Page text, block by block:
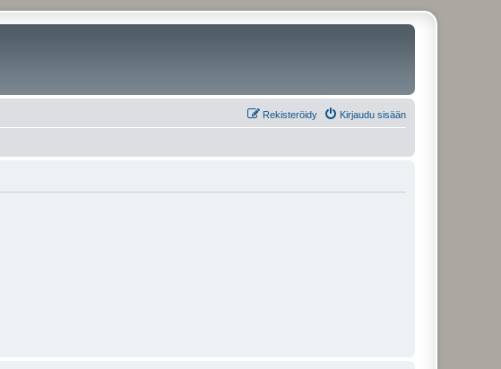
Kirjaudu sisään
Rekisteröidy